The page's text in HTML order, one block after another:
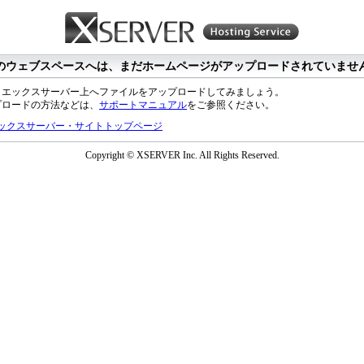
ウェブスペースへは、まだホームページがアップロードされていませ
ックスサーバー上へファイルをアップロードしてみましょう。
ードの方法などは、 サポートマニュアルをご参照ください。
クスサーバー・サイトトップページ
Copyright © XSERVER Inc. All Rights Reserved.